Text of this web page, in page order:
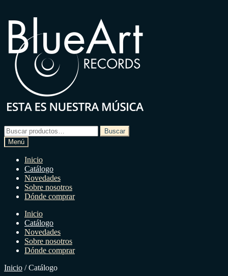
navegación
página
Buscar
por:
Buscar
Menú
Inicio
Catálogo
Novedades
Sobre nosotros
Dónde comprar
Inicio
Catálogo
Novedades
Sobre nosotros
Dónde comprar
Inicio /Catálogo